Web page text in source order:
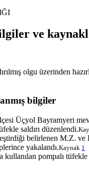
ve
olgu üzerinden
bilgiler
Üçyol Bayramyeri
saldırı düzenlendi.
belirlenen M.Z.
yakalandı.Kaynak 1
kullanılan pompalı